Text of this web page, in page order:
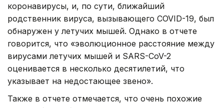
коронавирусы, и, по сути, ближайший
родственник вируса, вызывающего COVID-19, был
обнаружен у летучих мышей. Однако в отчете
говорится, что «эволюционное расстояние между
вирусами летучих мышей и SARS-CoV-2
оценивается в несколько десятилетий, что
указывает на недостающее звено».
Также в отчете отмечается, что очень похожие